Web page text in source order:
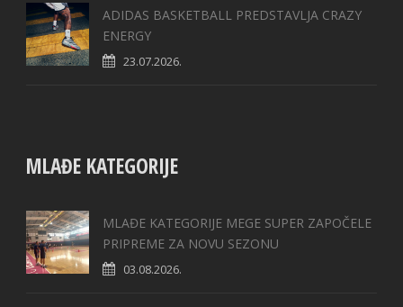
ADIDAS BASKETBALL PREDSTAVLJA CRAZY
ENERGY
23.07.2026.
MLAĐE KATEGORIJE
MLAĐE KATEGORIJE MEGE SUPER ZAPOČELE
PRIPREME ZA NOVU SEZONU
03.08.2026.